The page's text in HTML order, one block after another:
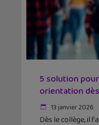
5 solution
orientation
13 janvier 2026
Dès le collège, il